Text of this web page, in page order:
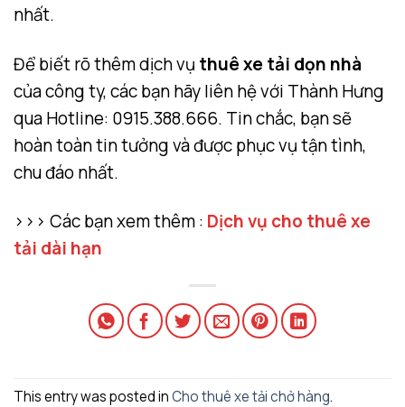
nhất.
Để biết rõ thêm dịch vụ thuê xe tải dọn nhà
của công ty, các bạn hãy liên hệ với Thành Hưng
qua Hotline: 0915.388.666. Tin chắc, bạn sẽ
hoàn toàn tin tưởng và được phục vụ tận tình,
chu đáo nhất.
>>> Các bạn xem thêm : Dịch vụ cho thuê xe
tải dài hạn
This entry was posted inCho thuê xe tải chở hàng.